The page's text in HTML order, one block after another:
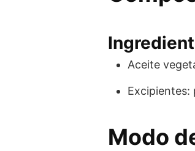
Aceite
Excipientes:
Modo